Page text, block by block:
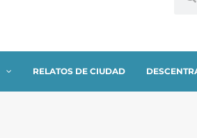
RELATOS DE CIUDAD